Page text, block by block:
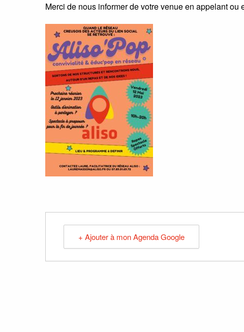
Merci de nous informer de votre venue en appelant ou
+ Ajouter à mon Agenda Google